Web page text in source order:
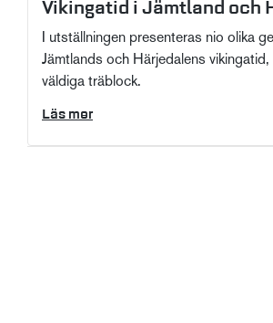
Vikingatid i Jämtland och
I utställningen presenteras nio olika
Jämtlands och Härjedalens vikingatid,
väldiga träblock.
Läs mer